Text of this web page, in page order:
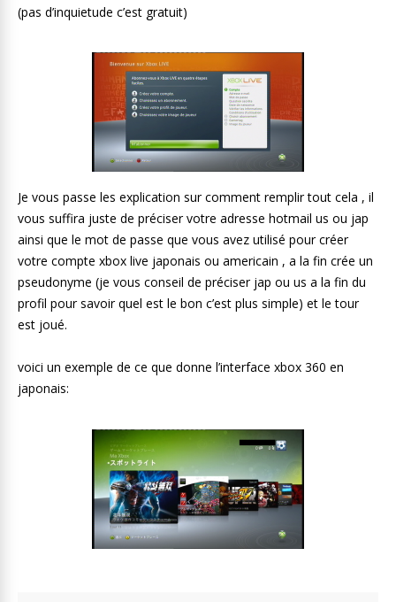
(pas d’inquietude c’est gratuit)
Je vous passe les explication sur comment remplir tout cela , il
vous suffira juste de préciser votre adresse hotmail us ou jap
ainsi que le mot de passe que vous avez utilisé pour créer
votre compte xbox live japonais ou americain , a la fin crée un
pseudonyme (je vous conseil de préciser jap ou us a la fin du
profil pour savoir quel est le bon c’est plus simple) et le tour
est joué.
voici un exemple de ce que donne l’interface xbox 360 en
japonais: